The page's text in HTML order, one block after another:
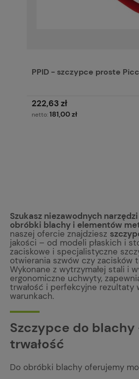
PPID - szczypce proste
222,63 zł
netto:181,00 zł
Szukasz niezawodnych
obróbki blachy i elementów
naszej ofercie znajdziesz
jakości – od modeli płaskich i
zaciskowe i specjalistyczne
otwierania szwów czy zacisków
Wykonane z wytrzymałej stali i
ergonomiczne uchwyty,
trwałość i perfekcyjne rezultaty
warunkach.
Szczypce do
trwałość
Do obróbki blachy oferujemy